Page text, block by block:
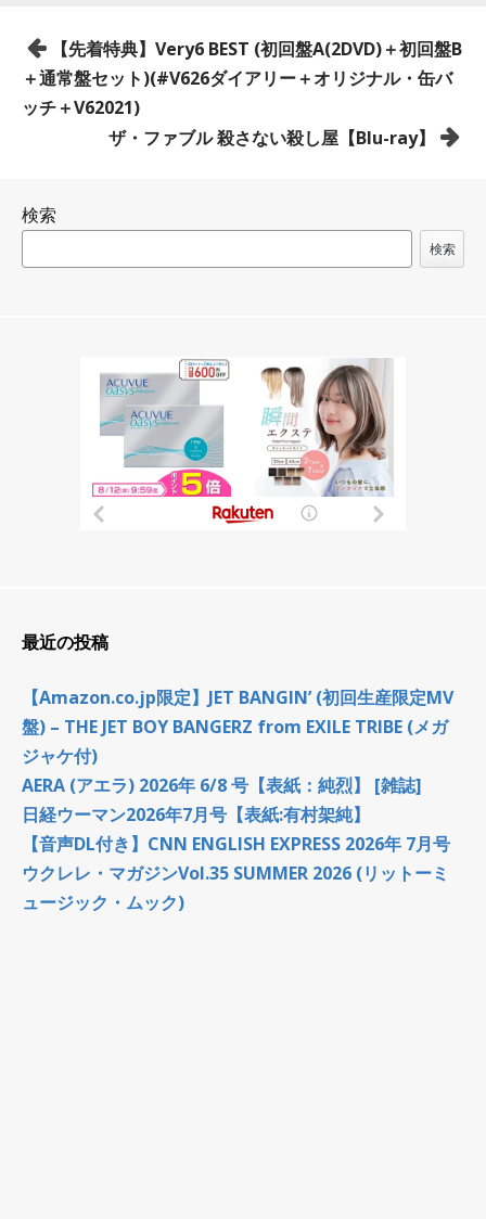
投
稿
ナ
シ
【先着特典】Very6 BEST (初回盤A(2DVD)＋初回盤B
＋通常盤セット)(#V626ダイアリー＋オリジナル・缶バ
ッチ＋V62021)
ザ・ファブル 殺さない殺し屋【Blu-ray】
検索
検索
最近の投稿
【Amazon.co.jp限定】JET BANGIN’ (初回生産限定MV
盤) – THE JET BOY BANGERZ from EXILE TRIBE (メガ
ジャケ付)
AERA (アエラ) 2026年 6/8 号【表紙：純烈】 [雑誌]
日経ウーマン2026年7月号【表紙:有村架純】
【音声DL付き】CNN ENGLISH EXPRESS 2026年 7月号
ウクレレ・マガジンVol.35 SUMMER 2026 (リットーミ
ュージック・ムック)